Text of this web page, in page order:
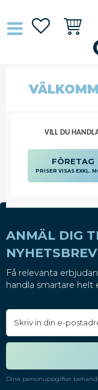
Favoriter
LADDARE
SURFPLATTOR,
ANMÄL DIG
NYHETSBREV
Få relevanta
handla smartare helt
Dina personuppgifter
VILL DU
FÖRETAG
PRISER VISAS EXKL.